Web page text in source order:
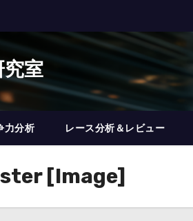
室
力分析 レース分析＆レビュー
[Image]